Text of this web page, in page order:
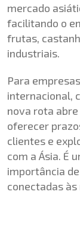
mercado
facilitando o
frutas,
industriais.
Para
internacional,
nova rota
oferecer
clientes e
com a Ásia. É
importância
conectadas